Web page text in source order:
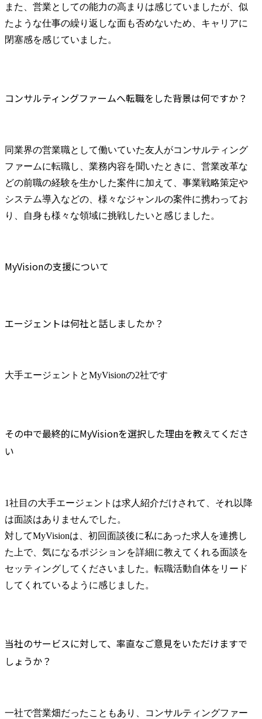
また、営業としての能力の高まりは感じていましたが、似
たような仕事の繰り返しな面も否めないため、キャリアに
閉塞感を感じていました。
コンサルティングファームへ転職をした背景は何ですか？
同業界の営業職として働いていた友人がコンサルティング
ファームに転職し、業務内容を聞いたときに、営業改革な
どの前職の経験を生かした案件に加えて、事業戦略策定や
システム導入などの、様々なジャンルの案件に携わってお
り、自身も様々な領域に挑戦したいと感じました。
MyVisionの支援について
エージェントは何社と話しましたか？
大手エージェントとMyVisionの2社です
その中で最終的にMyVisionを選択した理由を教えてくださ
い
1社目の大手エージェントは求人紹介だけされて、それ以降
は面談はありませんでした。
対してMyVisionは、初回面談後に私にあった求人を連携し
た上で、気になるポジションを詳細に教えてくれる面談を
セッティングしてくださいました。転職活動自体をリード
してくれているように感じました。
当社のサービスに対して、率直なご意見をいただけますで
しょうか？
一社で営業畑だったこともあり、コンサルティングファー